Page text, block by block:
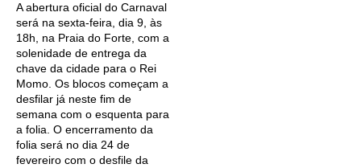
A abertura oficial do Carnaval
será na sexta-feira, dia 9, às
18h, na Praia do Forte, com a
solenidade de entrega da
chave da cidade para o Rei
Momo. Os blocos começam a
desfilar já neste fim de
semana com o esquenta para
a folia. O encerramento da
folia será no dia 24 de
fevereiro com o desfile da